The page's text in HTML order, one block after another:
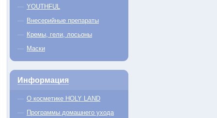
YOUTHFUL
Внесерийные препараты
Кремы, гели, лосьоны
Маски
Информация
О косметике HOLY LAND
Программы домашнего ухода